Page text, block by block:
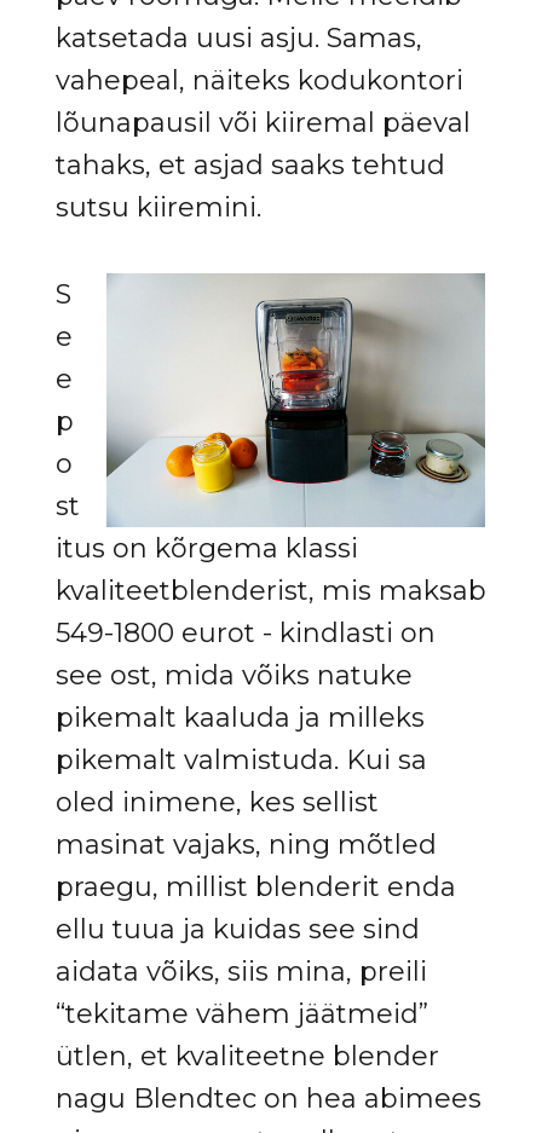
katsetada uusi asju. Samas,
vahepeal, näiteks kodukontori
lõunapausil või kiiremal päeval
tahaks, et asjad saaks tehtud
sutsu kiiremini.
S
e
e
p
o
st
itus on kõrgema klassi
kvaliteetblenderist, mis maksab
549-1800 eurot - kindlasti on
see ost, mida võiks natuke
pikemalt kaaluda ja milleks
pikemalt valmistuda. Kui sa
oled inimene, kes sellist
masinat vajaks, ning mõtled
praegu, millist blenderit enda
ellu tuua ja kuidas see sind
aidata võiks, siis mina, preili
“tekitame vähem jäätmeid”
ütlen, et kvaliteetne blender
nagu Blendtec on hea abimees